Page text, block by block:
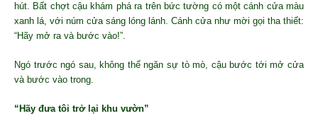
hút. Bất chợt cậu khám phá ra trên bức tường có một cánh cửa màu
xanh lá, với núm cửa sáng lóng lánh. Cánh cửa như mời gọi tha thiết:
“Hãy mở ra và bước vào!”.
Ngó trước ngó sau, không thể ngăn sự tò mò, cậu bước tới mở cửa
và bước vào trong.
“Hãy đưa tôi trở lại khu vườn”